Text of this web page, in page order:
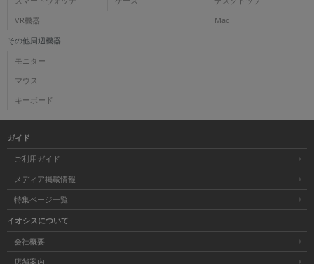
VR機器 Mac
その他周辺機器
モニター
マウス
キーボード
ガイド
ご利用ガイド
メディア掲載情報
特集ページ一覧
イオシスについて
会社概要
店舗案内